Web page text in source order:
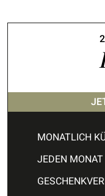
MONATLICH
JEDEN MONAT